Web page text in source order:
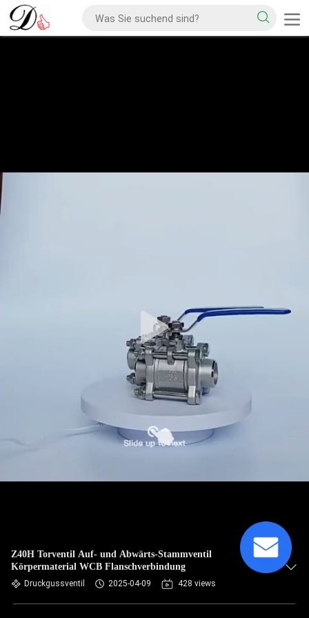
Z40H Torventil Auf- und Abwärts-Stammventil
Körpermaterial WCB Flanschverbindung
Druckgussventil 2025-04-09 428 views